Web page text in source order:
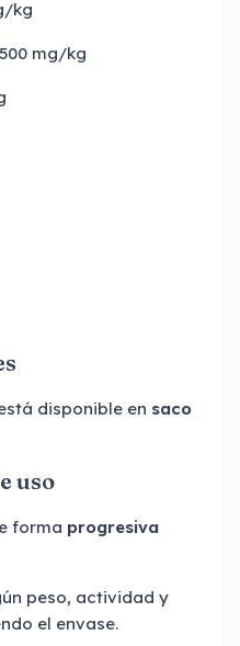
kg
500 mg/kg
disponible en saco
uso
forma progresiva
peso, actividad y
el envase.